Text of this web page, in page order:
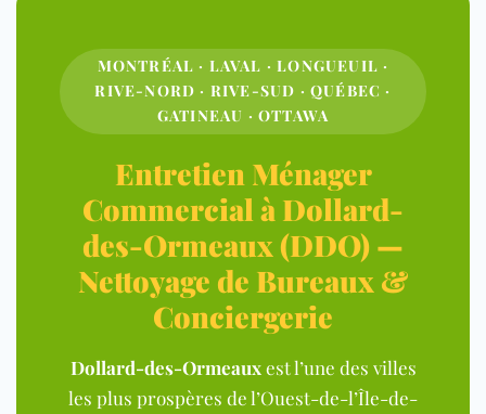
MONTRÉAL · LAVAL · LONGUEUIL ·
RIVE-NORD · RIVE-SUD · QUÉBEC ·
GATINEAU · OTTAWA
Entretien Ménager
Commercial à Dollard-
des-Ormeaux (DDO) —
Nettoyage de Bureaux &
Conciergerie
Dollard-des-Ormeauxest l’une des villes
les plus prospères de l’Ouest-de-l’Île-de-